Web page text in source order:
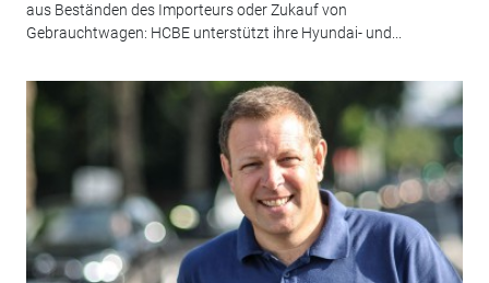
aus Beständen des Importeurs oder Zukauf von
Gebrauchtwagen: HCBE unterstützt ihre Hyundai- und...